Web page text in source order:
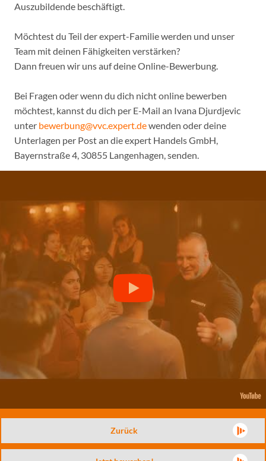
Auszubildende beschäftigt.
Möchtest du Teil der expert-Familie werden und unser
Team mit deinen Fähigkeiten verstärken?
Dann freuen wir uns auf deine Online-Bewerbung.
Bei Fragen oder wenn du dich nicht online bewerben
möchtest, kannst du dich per E-Mail an Ivana Djurdjevic
unter bewerbung@vvc.expert.dewenden oder deine
Unterlagen per Post an die expert Handels GmbH,
Bayernstraße 4, 30855 Langenhagen, senden.
Zurück